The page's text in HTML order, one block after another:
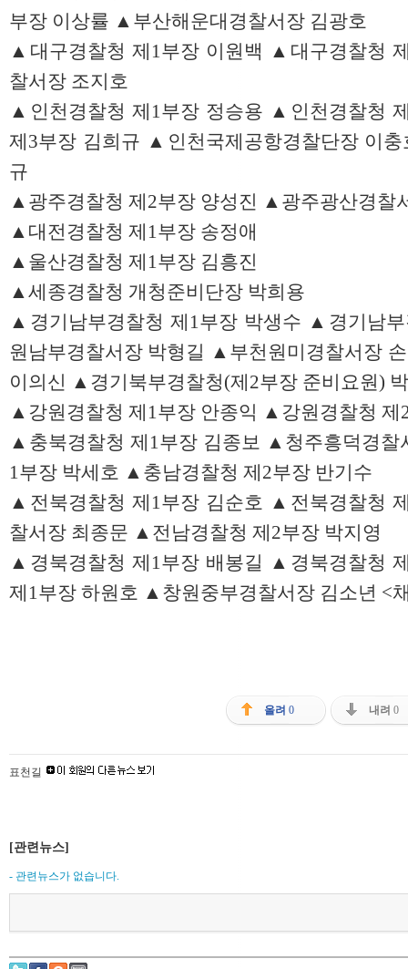
부장 이상률 ▲부산해운대경찰서장 김광호
▲대구경찰청 제1부장 이원백 ▲대구경찰청
찰서장 조지호
▲인천경찰청 제1부장 정승용 ▲인천경찰청
제3부장 김희규 ▲인천국제공항경찰단장 이
규
▲광주경찰청 제2부장 양성진 ▲광주광산경찰
▲대전경찰청 제1부장 송정애
▲울산경찰청 제1부장 김흥진
▲세종경찰청 개청준비단장 박희용
▲경기남부경찰청 제1부장 박생수 ▲경기남
원남부경찰서장 박형길 ▲부천원미경찰서장
이의신 ▲경기북부경찰청(제2부장 준비요원)
▲강원경찰청 제1부장 안종익 ▲강원경찰청 제
▲충북경찰청 제1부장 김종보 ▲청주흥덕경
1부장 박세호 ▲충남경찰청 제2부장 반기수
▲전북경찰청 제1부장 김순호 ▲전북경찰청
찰서장 최종문 ▲전남경찰청 제2부장 박지영
▲경북경찰청 제1부장 배봉길 ▲경북경찰청
제1부장 하원호 ▲창원중부경찰서장 김소년 <
올려 0 내려 0
표천길
[관련뉴스]
- 관련뉴스가 없습니다.